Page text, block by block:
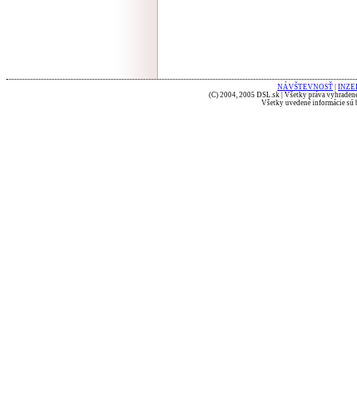
NÁVŠTEVNOSŤ
(C) 2004, 2005 DSL.sk | Všetky práva
Všetky uvedené informácie sú